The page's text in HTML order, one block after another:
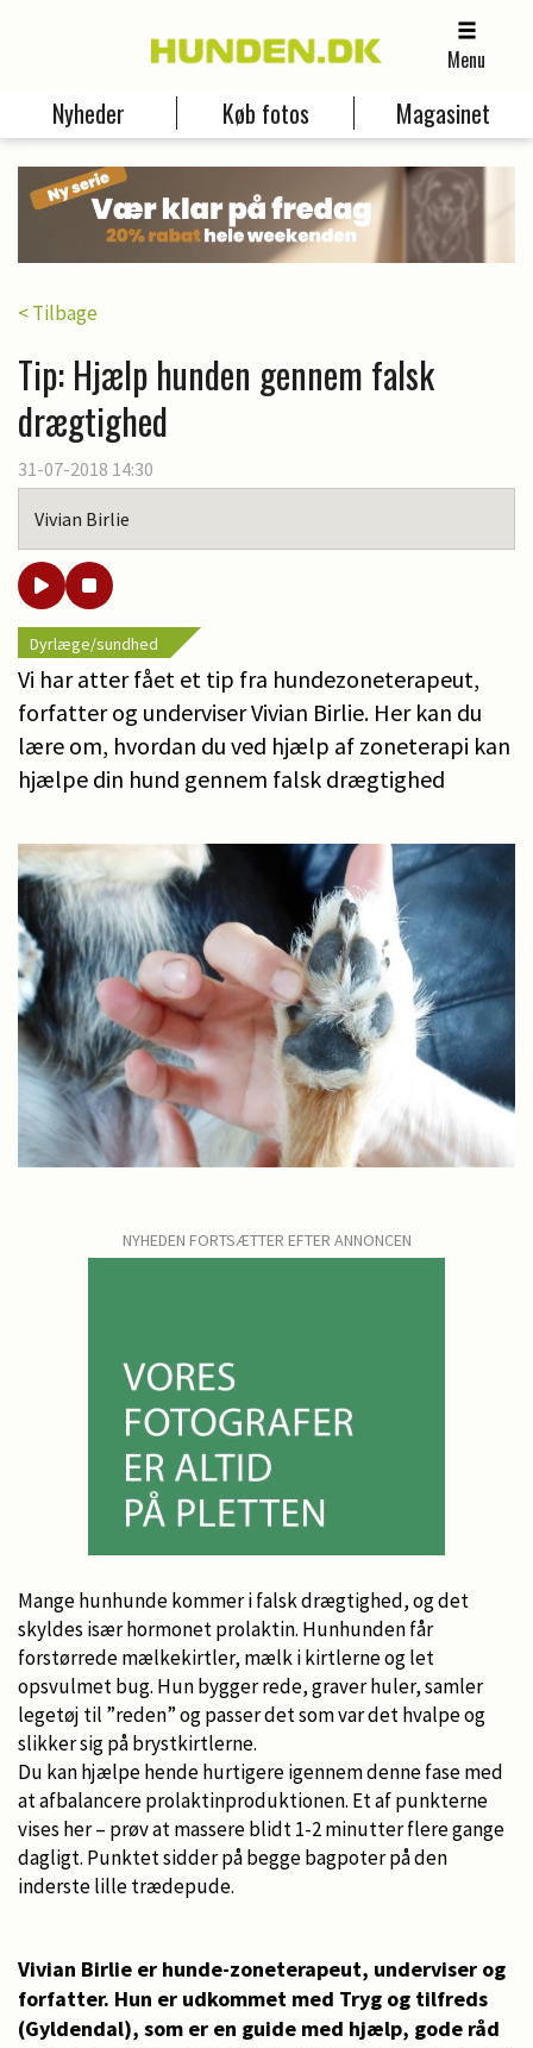
Menu
Nyheder Køb fotos Magasinet
< Tilbage
Tip: Hjælp hunden gennem falsk
drægtighed
31-07-2018 14:30
Vivian Birlie
Dyrlæge/sundhed
Vi har atter fået et tip fra hundezoneterapeut,
forfatter og underviser Vivian Birlie. Her kan du
lære om, hvordan du ved hjælp af zoneterapi kan
hjælpe din hund gennem falsk drægtighed
NYHEDEN FORTSÆTTER EFTER ANNONCEN
Mange hunhunde kommer i falsk drægtighed, og det
skyldes især hormonet prolaktin. Hunhunden får
forstørrede mælkekirtler, mælk i kirtlerne og let
opsvulmet bug. Hun bygger rede, graver huler, samler
legetøj til ”reden” og passer det som var det hvalpe og
slikker sig på brystkirtlerne.
Du kan hjælpe hende hurtigere igennem denne fase med
at afbalancere prolaktinproduktionen. Et af punkterne
vises her – prøv at massere blidt 1-2 minutter flere gange
dagligt. Punktet sidder på begge bagpoter på den
inderste lille trædepude.
Vivian Birlie er hunde-zoneterapeut, underviser og
forfatter. Hun er udkommet med Tryg og tilfreds
(Gyldendal), som er en guide med hjælp, gode råd